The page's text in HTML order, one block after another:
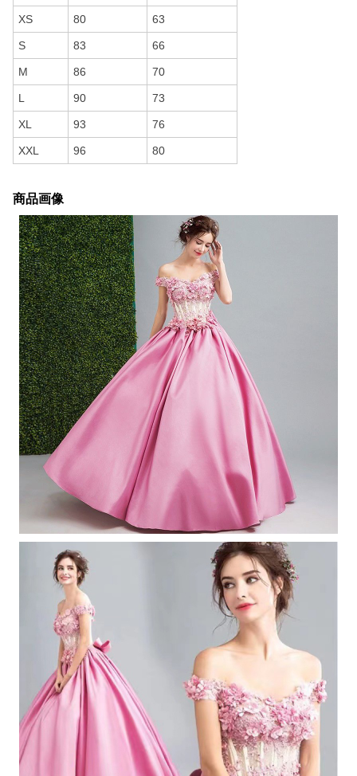
XS 80 63
S 83 66
M 86 70
L 90 73
XL 93 76
XXL 96 80
商品画像